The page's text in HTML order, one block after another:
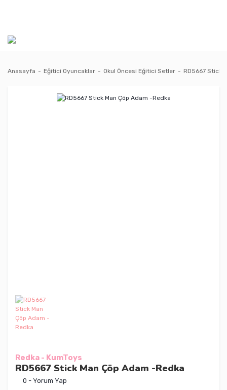
Anasayfa Eğitici Oyuncaklar Okul Öncesi Eğitici Setler RD5667 Stick
Redka - KumToys
RD5667 Stick Man Çöp Adam -Redka
0 - Yorum Yap